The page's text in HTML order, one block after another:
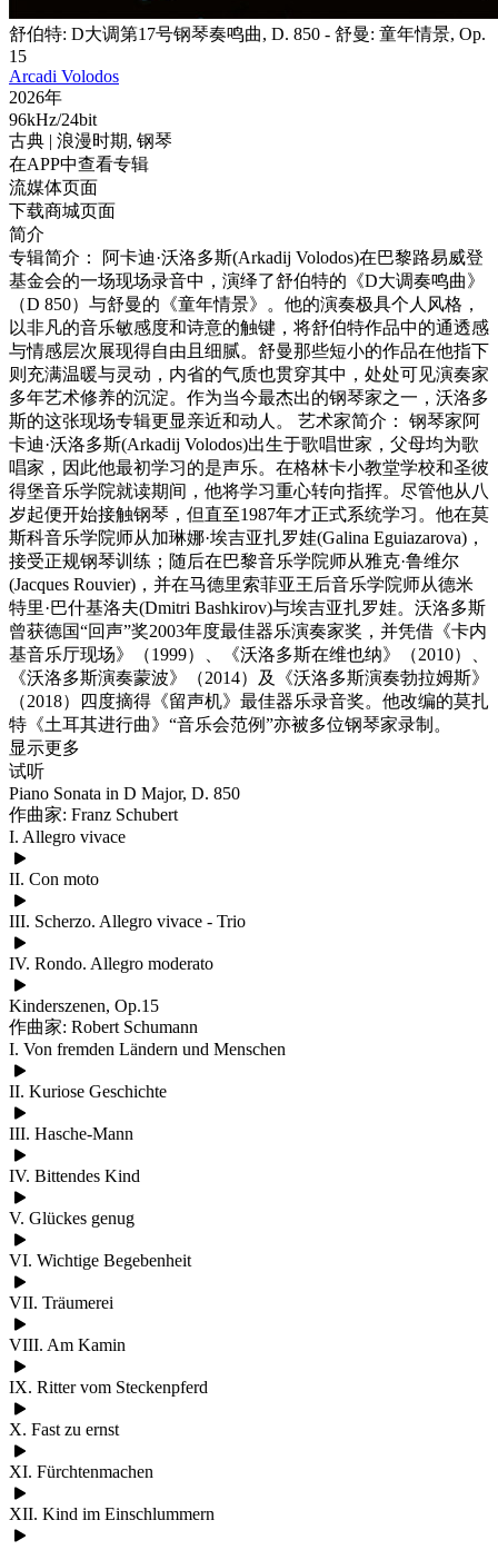
舒伯特: D大调第17号钢琴奏鸣曲, D. 850 - 舒曼: 童年情景, Op.
15
Arcadi Volodos
2026年
96kHz/24bit
古典 | 浪漫时期, 钢琴
在APP中查看专辑
流媒体页面
下载商城页面
简介
专辑简介： 阿卡迪·沃洛多斯(Arkadij Volodos)在巴黎路易威登
基金会的一场现场录音中，演绎了舒伯特的《D大调奏鸣曲》
（D 850）与舒曼的《童年情景》。他的演奏极具个人风格，
以非凡的音乐敏感度和诗意的触键，将舒伯特作品中的通透感
与情感层次展现得自由且细腻。舒曼那些短小的作品在他指下
则充满温暖与灵动，内省的气质也贯穿其中，处处可见演奏家
多年艺术修养的沉淀。作为当今最杰出的钢琴家之一，沃洛多
斯的这张现场专辑更显亲近和动人。 艺术家简介： 钢琴家阿
卡迪·沃洛多斯(Arkadij Volodos)出生于歌唱世家，父母均为歌
唱家，因此他最初学习的是声乐。在格林卡小教堂学校和圣彼
得堡音乐学院就读期间，他将学习重心转向指挥。尽管他从八
岁起便开始接触钢琴，但直至1987年才正式系统学习。他在莫
斯科音乐学院师从加琳娜·埃吉亚扎罗娃(Galina Eguiazarova)，
接受正规钢琴训练；随后在巴黎音乐学院师从雅克·鲁维尔
(Jacques Rouvier)，并在马德里索菲亚王后音乐学院师从德米
特里·巴什基洛夫(Dmitri Bashkirov)与埃吉亚扎罗娃。沃洛多斯
曾获德国“回声”奖2003年度最佳器乐演奏家奖，并凭借《卡内
基音乐厅现场》（1999）、《沃洛多斯在维也纳》（2010）、
《沃洛多斯演奏蒙波》（2014）及《沃洛多斯演奏勃拉姆斯》
（2018）四度摘得《留声机》最佳器乐录音奖。他改编的莫扎
特《土耳其进行曲》“音乐会范例”亦被多位钢琴家录制。
显示更多
试听
Piano Sonata in D Major, D. 850
作曲家: Franz Schubert
I. Allegro vivace
II. Con moto
III. Scherzo. Allegro vivace - Trio
IV. Rondo. Allegro moderato
Kinderszenen, Op.15
作曲家: Robert Schumann
I. Von fremden Ländern und Menschen
II. Kuriose Geschichte
III. Hasche-Mann
IV. Bittendes Kind
V. Glückes genug
VI. Wichtige Begebenheit
VII. Träumerei
VIII. Am Kamin
IX. Ritter vom Steckenpferd
X. Fast zu ernst
XI. Fürchtenmachen
XII. Kind im Einschlummern